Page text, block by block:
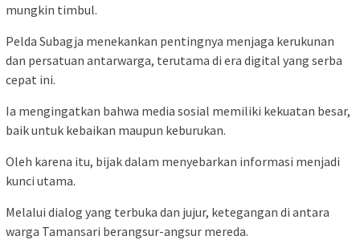
mungkin timbul.
Pelda Subagja menekankan pentingnya menjaga kerukunan
dan persatuan antarwarga, terutama di era digital yang serba
cepat ini.
Ia mengingatkan bahwa media sosial memiliki kekuatan besar,
baik untuk kebaikan maupun keburukan.
Oleh karena itu, bijak dalam menyebarkan informasi menjadi
kunci utama.
Melalui dialog yang terbuka dan jujur, ketegangan di antara
warga Tamansari berangsur-angsur mereda.